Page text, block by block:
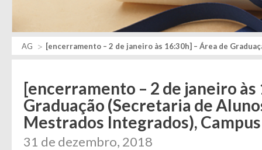
AG [encerramento – 2 de janeiro às 16:30h] – Área de
[encerramento – 2 de janeiro às
Graduação (Secretaria de
Mestrados Integrados),
31 de dezembro, 2018